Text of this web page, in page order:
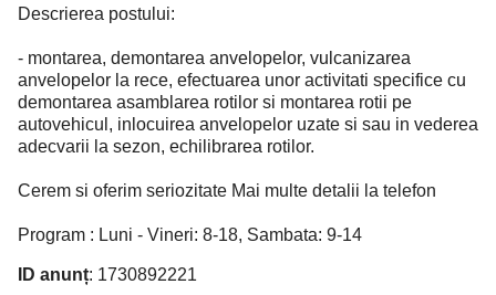
Descrierea postului:
- montarea, demontarea anvelopelor, vulcanizarea
anvelopelor la rece, efectuarea unor activitati specifice cu
demontarea asamblarea rotilor si montarea rotii pe
autovehicul, inlocuirea anvelopelor uzate si sau in vederea
adecvarii la sezon, echilibrarea rotilor.
Cerem si oferim seriozitate Mai multe detalii la telefon
Program : Luni - Vineri: 8-18, Sambata: 9-14
ID anunț: 1730892221